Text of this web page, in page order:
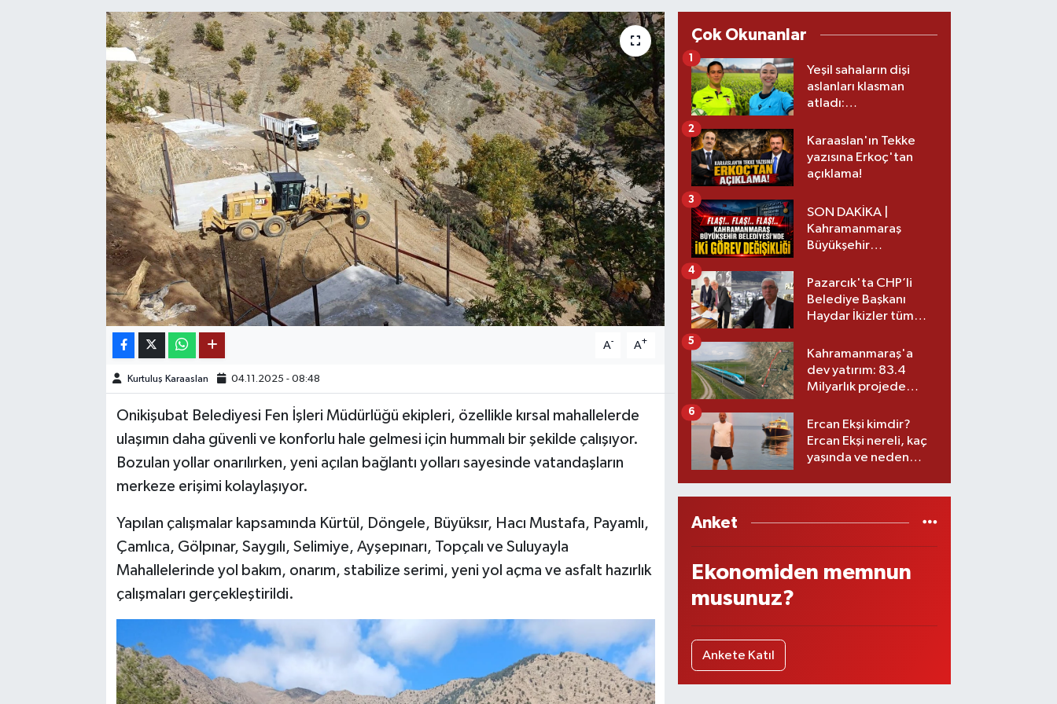
A- A+
Kurtuluş Karaaslan 04.11.2025 - 08:48
Onikişubat Belediyesi Fen İşleri Müdürlüğü ekipleri, özellikle kırsal mahallelerde
ulaşımın daha güvenli ve konforlu hale gelmesi için hummalı bir şekilde çalışıyor.
Bozulan yollar onarılırken, yeni açılan bağlantı yolları sayesinde vatandaşların
merkeze erişimi kolaylaşıyor.
Yapılan çalışmalar kapsamında Kürtül, Döngele, Büyüksır, Hacı Mustafa, Payamlı,
Çamlıca, Gölpınar, Saygılı, Selimiye, Ayşepınarı, Topçalı ve Suluyayla
Mahallelerinde yol bakım, onarım, stabilize serimi, yeni yol açma ve asfalt hazırlık
çalışmaları gerçekleştirildi.
Çok Okunanlar
Yeşil sahaların dişi
aslanları klasman
atladı:
üst lige iki transfer!
1
Karaaslan'ın Tekke
yazısına Erkoç'tan
açıklama!
2
SON DAKİKA |
Kahramanmaraş
Büyükşehir
görev değişikliği!
3
Pazarcık'ta CHP’li
Belediye Başkanı
Haydar İkizler tüm
yeni partisi
4
Kahramanmaraş'a
dev yatırım: 83.4
Milyarlık projede
5
Ercan Ekşi kimdir?
Ercan Ekşi nereli, kaç
yaşında ve neden
6
Anket
Ekonomiden memnun
musunuz?
Ankete Katıl
KÜLTÜR SANAT